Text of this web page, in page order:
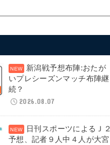
新潟戦予想布陣:おたが
いプレシーズンマッチ布陣継
続？
2026.08.07
日刊スポーツによるＪ２
予想、記者９人中４人が大宮